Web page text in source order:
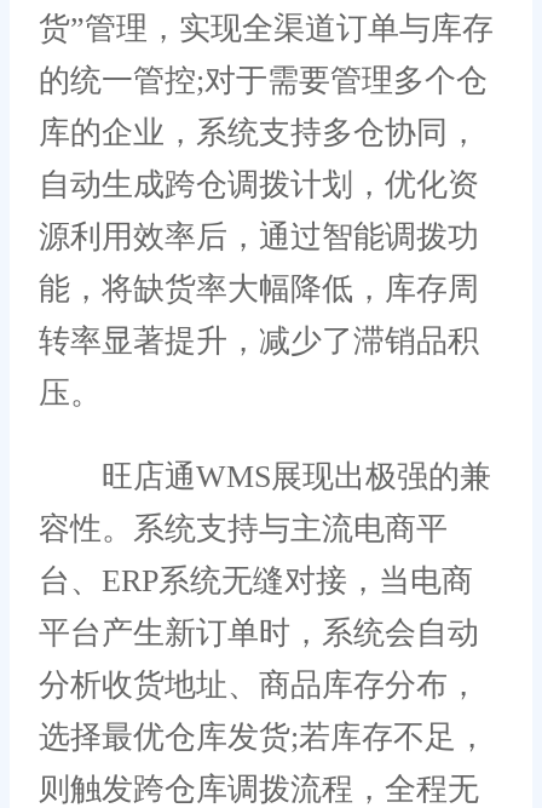
货”管理，实现全渠道订单与库存
的统一管控;对于需要管理多个仓
库的企业，系统支持多仓协同，
自动生成跨仓调拨计划，优化资
源利用效率后，通过智能调拨功
能，将缺货率大幅降低，库存周
转率显著提升，减少了滞销品积
压。
旺店通WMS展现出极强的兼
容性。系统支持与主流电商平
台、ERP系统无缝对接，当电商
平台产生新订单时，系统会自动
分析收货地址、商品库存分布，
选择最优仓库发货;若库存不足，
则触发跨仓库调拨流程，全程无